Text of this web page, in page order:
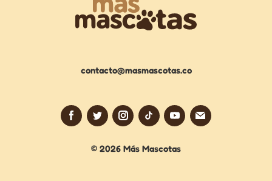
contacto@masmascotas.co
© 2026 Más Mascotas